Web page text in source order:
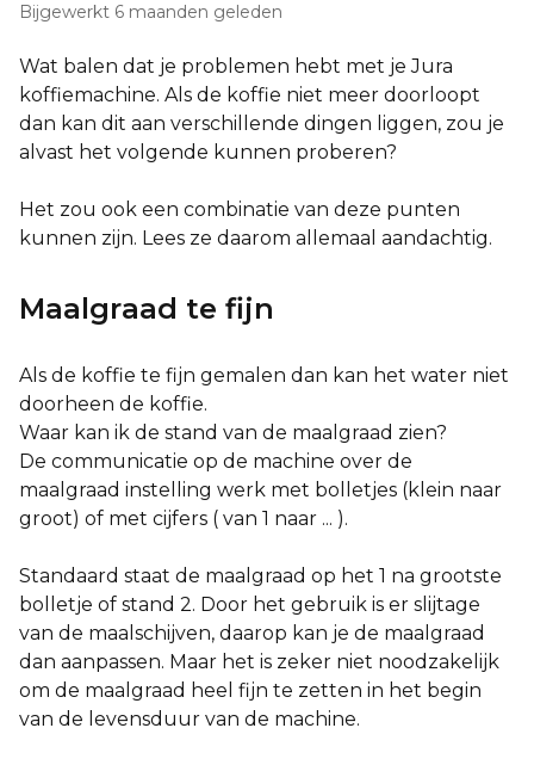
Bijgewerkt 6 maanden geleden
Wat balen dat je problemen hebt met je Jura
koffiemachine. Als de koffie niet meer doorloopt
dan kan dit aan verschillende dingen liggen, zou je
alvast het volgende kunnen proberen?
Het zou ook een combinatie van deze punten
kunnen zijn. Lees ze daarom allemaal aandachtig.
Maalgraad te fijn
Als de koffie te fijn gemalen dan kan het water niet
doorheen de koffie.
Waar kan ik de stand van de maalgraad zien?
De communicatie op de machine over de
maalgraad instelling werk met bolletjes (klein naar
groot) of met cijfers ( van 1 naar ... ).
Standaard staat de maalgraad op het 1 na grootste
bolletje of stand 2. Door het gebruik is er slijtage
van de maalschijven, daarop kan je de maalgraad
dan aanpassen. Maar het is zeker niet noodzakelijk
om de maalgraad heel fijn te zetten in het begin
van de levensduur van de machine.